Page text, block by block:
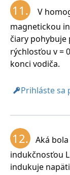
11.
V
magnetickou
čiary pohybuje
rýchlosťou v =
konci vodiča.
Prihláste sa
12.
Aká
indukčnosťou L
indukuje